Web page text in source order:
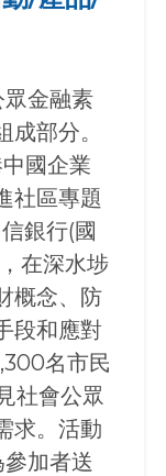
金融素
部分。
國企業
社區專題
銀行(國
在深水埗
概念、防
段和應對
名市民
社會公眾
求。活動
加者送